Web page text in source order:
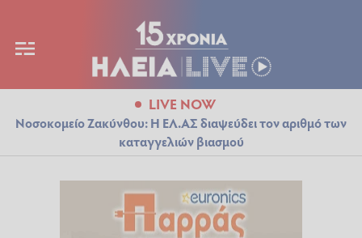
LIVE NOW
Νοσοκομείο Ζακύνθου: Η ΕΛ.ΑΣ διαψεύδει τον αριθμό των
καταγγελιών βιασμού